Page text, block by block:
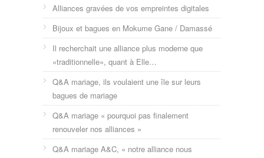
Alliances gravées de vos empreintes digitales
Bijoux et bagues en Mokume Gane / Damassé
Il recherchait une alliance plus moderne que
«traditionnelle», quant à Elle…
Q&A mariage, ils voulaient une île sur leurs
bagues de mariage
Q&A mariage « pourquoi pas finalement
renouveler nos alliances »
Q&A mariage A&C, « notre alliance nous